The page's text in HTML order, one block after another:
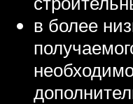
в более